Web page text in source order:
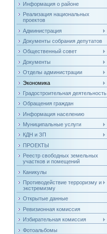
Информация о районе
Реализация национальных
проектов
Администрация
Документы собрания депутатов
Общественный совет
Документы
Отделы администрации
Экономика
Градостроительная деятельность
Обращения граждан
Информация населению
Муниципальные услуги
КДН и ЗП
ПРОЕКТЫ
Реестр свободных земельных
участков и помещений
Каникулы
Противодействие терроризму и
экстремизму
Открытые данные
Ревизионная комиссия
Избирательная комиссия
Фотоальбомы